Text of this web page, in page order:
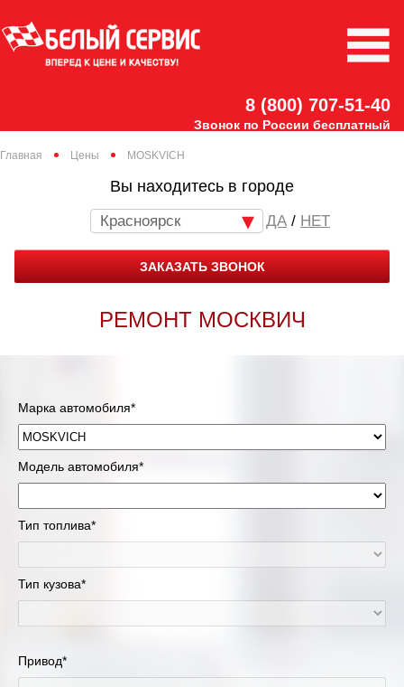
8 (800) 707-51-40
Звонок по России бесплатный
Главная Цены MOSKVICH
Вы находитесь в городе
Красноярск / НЕТ
ЗАКАЗАТЬ ЗВОНОК
РЕМОНТ МОСКВИЧ
Марка автомобиля*
Модель автомобиля*
Тип топлива*
Тип кузова*
Привод*